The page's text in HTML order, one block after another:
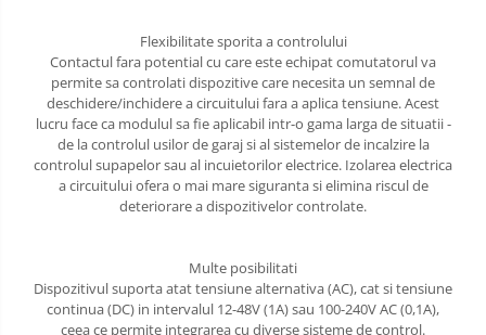
Flexibilitate sporita a controlului
Contactul fara potential cu care este echipat comutatorul va
permite sa controlati dispozitive care necesita un semnal de
deschidere/inchidere a circuitului fara a aplica tensiune. Acest
lucru face ca modulul sa fie aplicabil intr-o gama larga de situatii -
de la controlul usilor de garaj si al sistemelor de incalzire la
controlul supapelor sau al incuietorilor electrice. Izolarea electrica
a circuitului ofera o mai mare siguranta si elimina riscul de
deteriorare a dispozitivelor controlate.
Multe posibilitati
Dispozitivul suporta atat tensiune alternativa (AC), cat si tensiune
continua (DC) in intervalul 12-48V (1A) sau 100-240V AC (0,1A),
ceea ce permite integrarea cu diverse sisteme de control.